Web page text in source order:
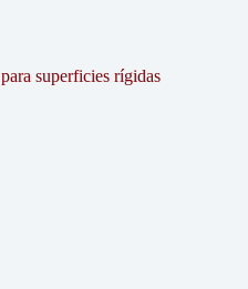
superficies rígidas